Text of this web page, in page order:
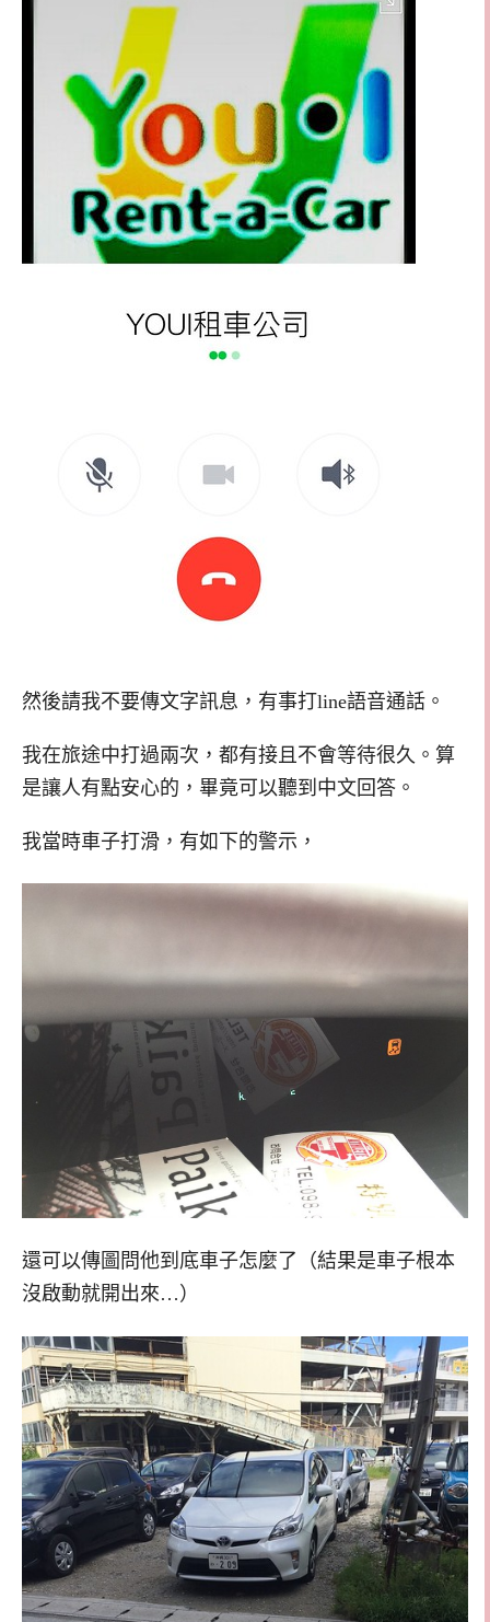
然後請我不要傳文字訊息，有事打line語音通話。
我在旅途中打過兩次，都有接且不會等待很久。算
是讓人有點安心的，畢竟可以聽到中文回答。
我當時車子打滑，有如下的警示，
還可以傳圖問他到底車子怎麼了（結果是車子根本
沒啟動就開出來…）